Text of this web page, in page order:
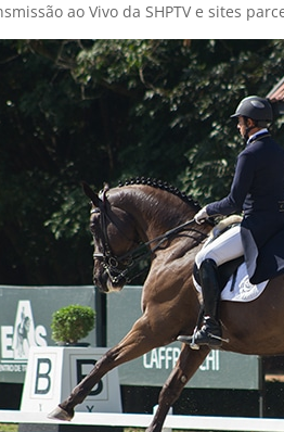
ao Vivo da SHPTV e sites